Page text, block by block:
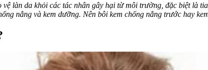
làn da khỏi các tác nhân gây hại từ môi trường, đặc biệt là
nắng và kem dưỡng. Nên bôi kem chống nắng trước hay